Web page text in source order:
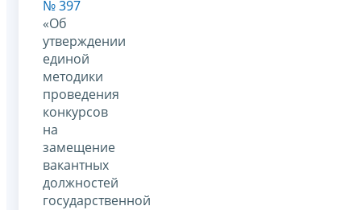
№ 397
«Об
утверждении
единой
методики
проведения
конкурсов
на
замещение
вакантных
должностей
государственной